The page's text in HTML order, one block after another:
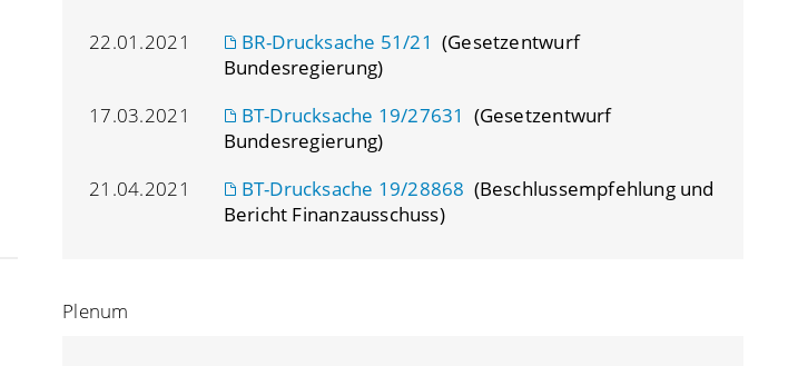
22.01.2021 BR-Drucksache 51/21 (Gesetzentwurf
Bundesregierung)
17.03.2021
BT-Drucksache 19/27631 (Gesetzentwurf
Bundesregierung)
21.04.2021
BT-Drucksache 19/28868 (Beschlussempfehlung und
Bericht Finanzausschuss)
Plenum